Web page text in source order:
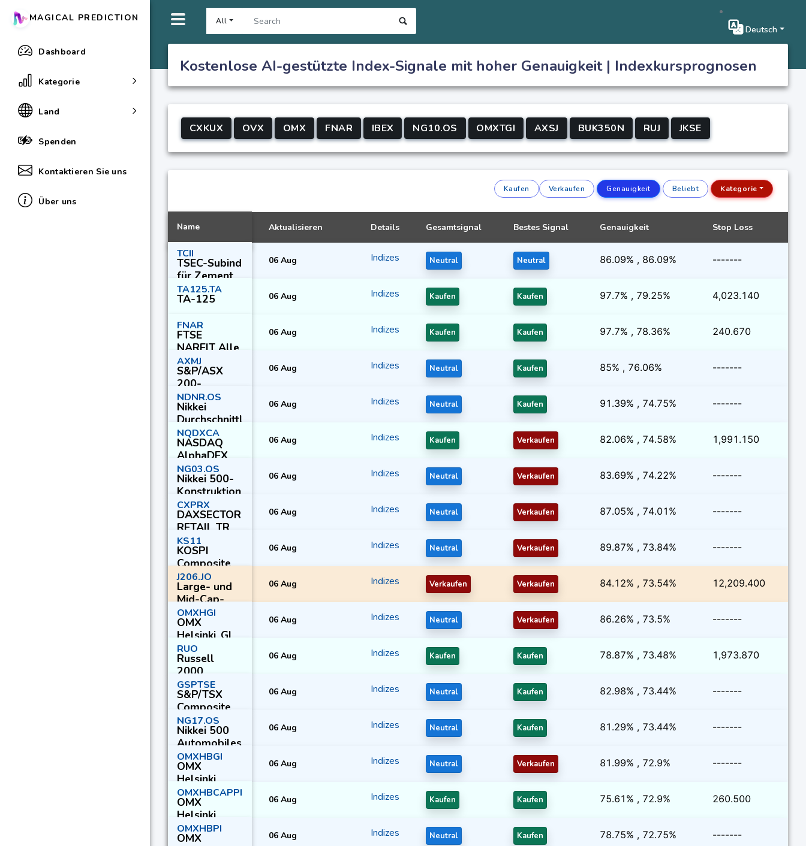
All
Deutsch
MAGICAL PREDICTION
Dashboard
Kategorie
Land
Spenden
Kontaktieren Sie uns
Über uns
Kostenlose AI-gestützte Index-Signale mit hoher Genauigkeit | Indexkursprognosen
CXKUX OVX OMX FNAR IBEX NG10.OS OMXTGI AXSJ BUK350N RUJ JKSE
Kaufen Verkaufen Genauigkeit Beliebt Kategorie
Name Aktualisieren Details Gesamtsignal Bestes Signal Genauigkeit Stop Loss
TCII
TSEC-Subind
für Zement
und Keramik
06 Aug Indizes Neutral Neutral 86.09% , 86.09% -------
TA125.TA
TA-125 06 Aug Indizes Kaufen Kaufen 97.7% , 79.25% 4,023.140
FNAR
FTSE
NAREIT Alle
REITs
06 Aug Indizes Kaufen Kaufen 97.7% , 78.36% 240.670
AXMJ
S&P/ASX
200-
Materialien
06 Aug Indizes Neutral Kaufen 85% , 76.06% -------
NDNR.OS
Nikkei
Durchschnittl
ich hohe
Dividendenre
ndite
06 Aug Indizes Neutral Kaufen 91.39% , 74.75% -------
NQDXCA
NASDAQ
AlphaDEX
Canada
Index
06 Aug Indizes Kaufen Verkaufen 82.06% , 74.58% 1,991.150
NG03.OS
Nikkei 500-
Konstruktion
06 Aug Indizes Neutral Verkaufen 83.69% , 74.22% -------
CXPRX
DAXSECTOR
RETAIL TR
06 Aug Indizes Neutral Verkaufen 87.05% , 74.01% -------
KS11
KOSPI
Composite
Index
06 Aug Indizes Neutral Verkaufen 89.87% , 73.84% -------
J206.JO
Large- und
Mid-Cap-
Index
06 Aug Indizes Verkaufen Verkaufen 84.12% , 73.54% 12,209.400
OMXHGI
OMX
Helsinki_GI
06 Aug Indizes Neutral Verkaufen 86.26% , 73.5% -------
RUO
Russell
2000
Wachstumsi
ndex
06 Aug Indizes Kaufen Kaufen 78.87% , 73.48% 1,973.870
GSPTSE
S&P/TSX
Composite
Index
06 Aug Indizes Neutral Kaufen 82.98% , 73.44% -------
NG17.OS
Nikkei 500
Automobiles
& Auto P
06 Aug Indizes Neutral Kaufen 81.29% , 73.44% -------
OMXHBGI
OMX
Helsinki
Benchmark_
GI
06 Aug Indizes Neutral Verkaufen 81.99% , 72.9% -------
OMXHBCAPPI
OMX
Helsinki
Benchmark
CAP_PI
06 Aug Indizes Kaufen Kaufen 75.61% , 72.9% 260.500
OMXHBPI
OMX
06 Aug Indizes Neutral Kaufen 78.75% , 72.75% -------